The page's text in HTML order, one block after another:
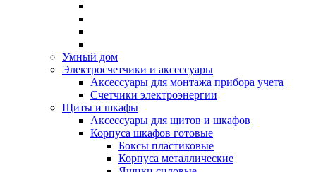
Умный дом
Электросчетчики и аксессуары
Аксессуары для монтажа прибора учета
Счетчики электроэнергии
Щиты и шкафы
Аксессуары для щитов и шкафов
Корпуса шкафов готовые
Боксы пластиковые
Корпуса металлические